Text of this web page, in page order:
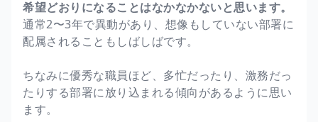
希望どおりになることはなかなかないと思います。
通常2〜3年で異動があり、想像もしていない部署に
配属されることもしばしばです。
ちなみに優秀な職員ほど、多忙だったり、激務だっ
たりする部署に放り込まれる傾向があるように思い
ます。